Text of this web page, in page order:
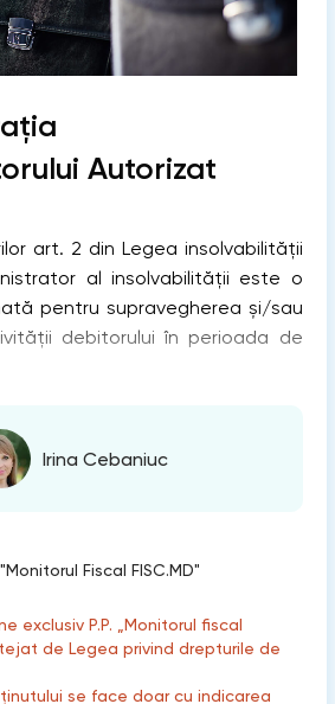
Autorizat
art. 2 din Legea insolvabilității
al insolvabilităţii este o
pentru supravegherea şi/sau
debitorului în perioada de
Irina Cebaniuc
Fiscal FISC.MD"
exclusiv P.P. „Monitorul fiscal
de Legea privind drepturile de
se face doar cu indicarea